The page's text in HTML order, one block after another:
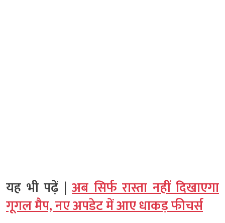
यह भी पढ़ें | अब सिर्फ रास्ता नहीं दिखाएगा
गूगल मैप, नए अपडेट में आए धाकड़ फीचर्स